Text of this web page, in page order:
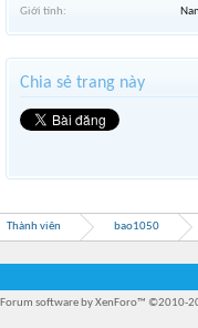
Giới tính:
Chia sẻ trang này
Thành viên bao1050
Forum software by XenForo™ ©2010-